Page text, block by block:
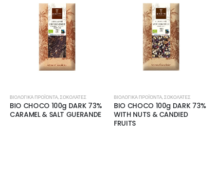
ΒΙΟΛΟΓΙΚΆ ΠΡΟΪΌΝΤΑ,ΣΟΚΟΛΆΤΕΣ
BIO CHOCO 100g DARK 73%
CARAMEL & SALT GUERANDE
ΒΙΟΛΟΓΙΚΆ ΠΡΟΪΌΝΤΑ,ΣΟΚΟΛΆΤΕΣ
BIO CHOCO 100g DARK 73%
WITH NUTS & CANDIED
FRUITS